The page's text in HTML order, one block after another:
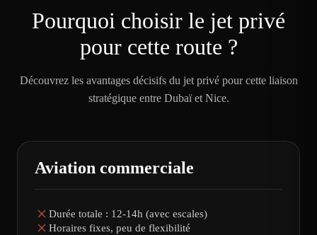
Pourquoi choisir le jet privé
pour cette route ?
Découvrez les avantages décisifs du jet privé pour cette liaison
stratégique entre Dubaï et Nice.
Aviation commerciale
Durée totale : 12-14h (avec escales)
Horaires fixes, peu de flexibilité